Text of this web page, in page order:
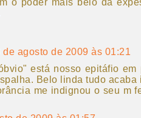
o poder mais belo da
de agosto de 2009 às 01:21
está nosso epitáfio
Belo linda tudo acaba
me indignou o seu m